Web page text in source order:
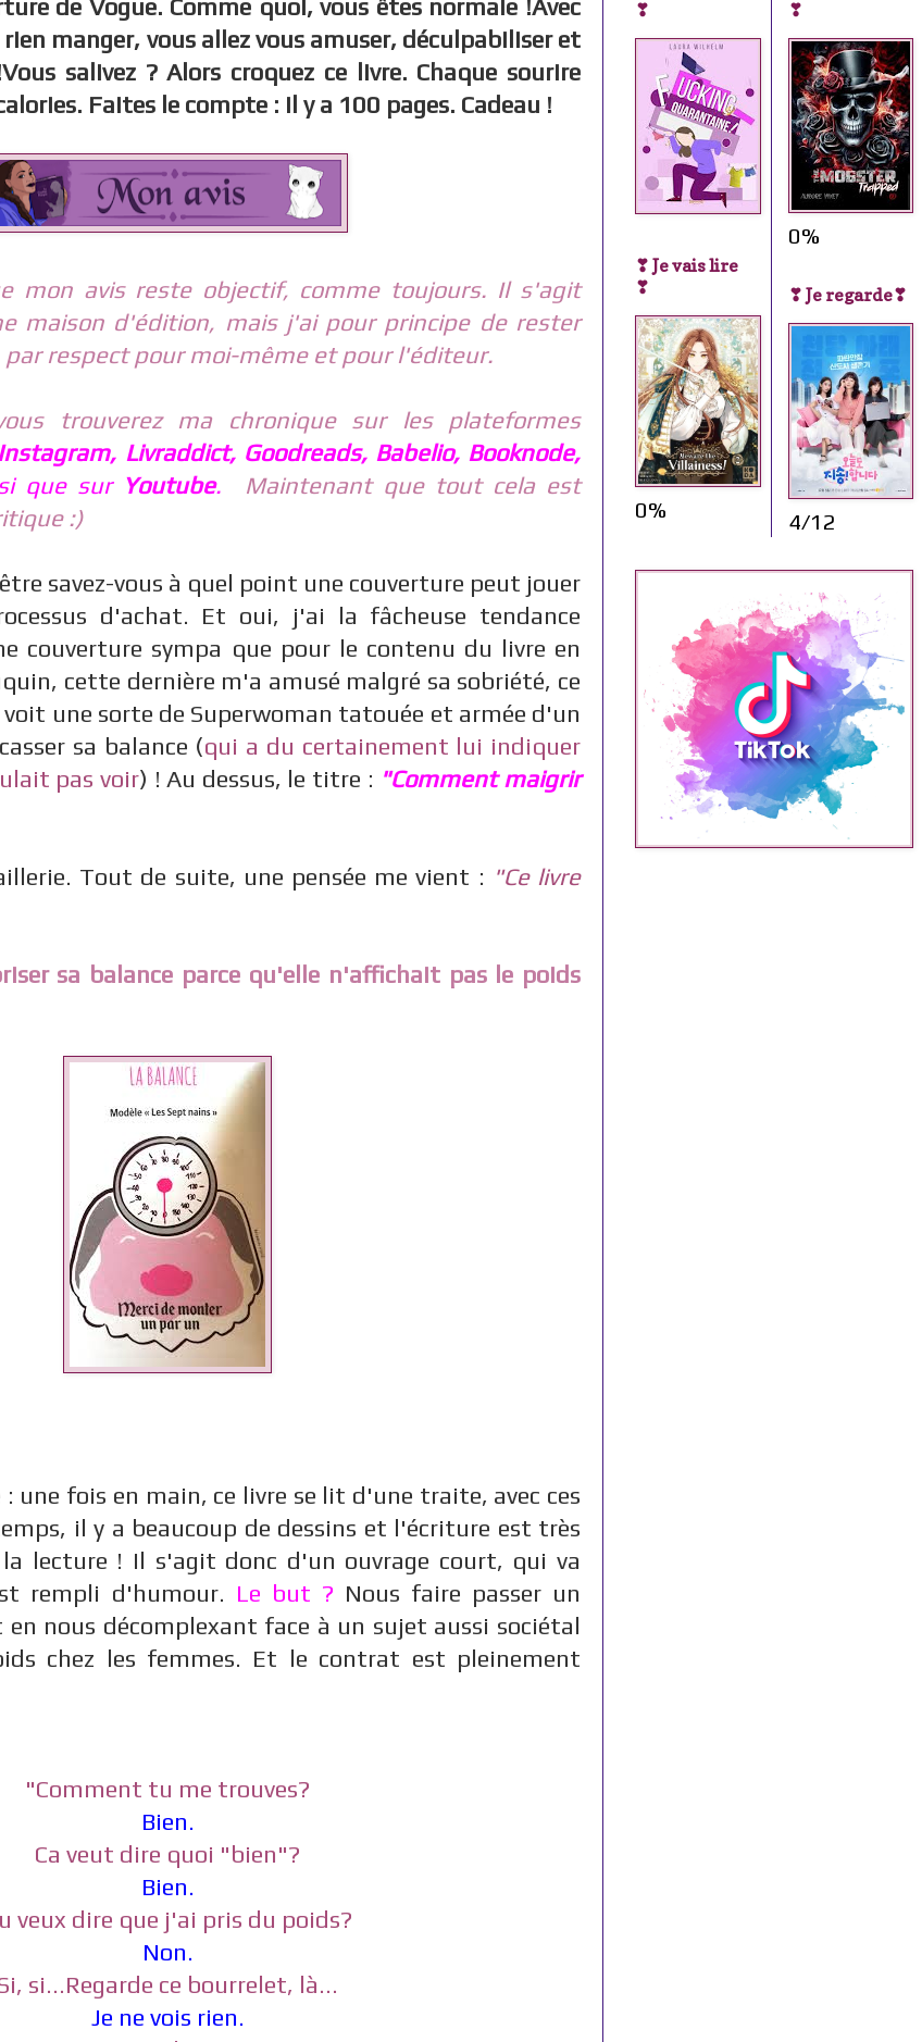
de Vogue. Comme quoi, vous êtes normale !Avec
manger, vous allez vous amuser, déculpabiliser et
salivez ? Alors croquez ce livre. Chaque sourire
Faites le compte : il y a 100 pages. Cadeau !
mon avis reste objectif, comme toujours. Il s'agit
maison d'édition, mais j'ai pour principe de rester
respect pour moi-même et pour l'éditeur.
trouverez ma chronique sur les plateformes
Livraddict, Goodreads, Babelio, Booknode,
que sur Youtube. Maintenant que tout cela est
:)
savez-vous à quel point une couverture peut jouer
d'achat. Et oui, j'ai la fâcheuse tendance
couverture sympa que pour le contenu du livre en
cette dernière m'a amusé malgré sa sobriété, ce
voit une sorte de Superwoman tatouée et armée d'un
sa balance (qui a du certainement lui indiquer
pas voir) ! Au dessus, le titre : "Comment maigrir
Tout de suite, une pensée me vient : "Ce livre
sa balance parce qu'elle n'affichait pas le poids
une fois en main, ce livre se lit d'une traite, avec ces
il y a beaucoup de dessins et l'écriture est très
lecture ! Il s'agit donc d'un ouvrage court, qui va
rempli d'humour. Le but ? Nous faire passer un
nous décomplexant face à un sujet aussi sociétal
chez les femmes. Et le contrat est pleinement
"Comment tu me trouves?
Bien.
Ca veut dire quoi "bien"?
Bien.
veux dire que j'ai pris du poids?
Non.
si...Regarde ce bourrelet, là...
Je ne vois rien.
❣
❣ Je vais lire
❣
0%
❣
0%
❣ Je regarde❣
4/12